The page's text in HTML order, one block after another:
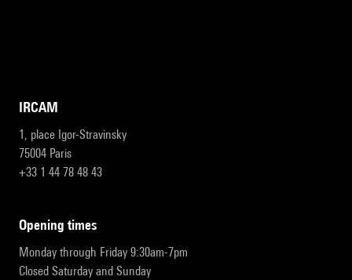
IRCAM
1, place Igor-Stravinsky
75004 Paris
+33 1 44 78 48 43
opening times
Monday through Friday 9:30am-7pm
Closed Saturday and Sunday